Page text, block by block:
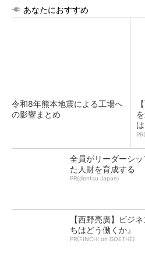
あなたにおすすめ
令和8年熊本地震による工場へ
の影響まとめ
は
全員がリーダーシ
た人財を育成する
PR(dentsu Japan)
【西野亮廣】ビジ
ちはどう働くか』
PR(FINCHI on GOETHE)